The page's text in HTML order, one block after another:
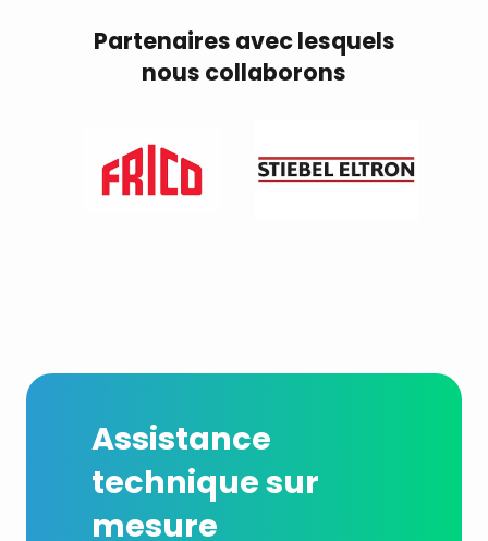
Partenaires avec lesquels
nous collaborons
Assistance
technique sur
mesure